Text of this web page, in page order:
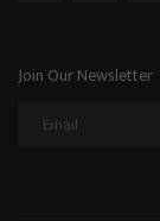
Join Our Newsletter